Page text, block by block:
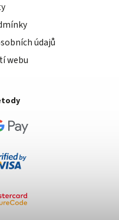
údajů
webu